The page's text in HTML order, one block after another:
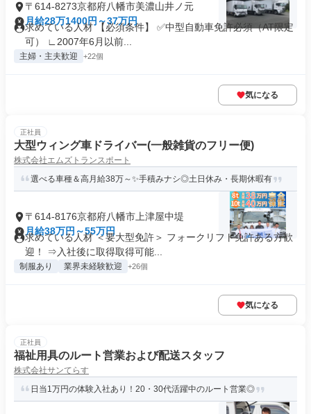
〒614-8273京都府八幡市美濃山井ノ元
月給28万1400円～37万円
求めている人材 【必須条件】 ✅中型自動車免許必須（AT限定
可） ∟2007年6月以前...
主婦・主夫歓迎 +22個
気になる
正社員
大型ウィング車ドライバー(一般雑貨のフリー便)
株式会社エムズトランスポート
選べる車種＆高月給38万～✨手積みナシ◎土日休み・長期休暇有
〒614-8176京都府八幡市上津屋中堤
月給38万円～55万円
求めている人材 ＜要大型免許＞ フォークリフト免許ある方歓
迎！ ⇒入社後に取得取得可能...
制服あり 業界未経験歓迎 +26個
気になる
正社員
福祉用具のルート営業および配送スタッフ
株式会社サンてらす
日当1万円の体験入社あり！20・30代活躍中のルート営業◎